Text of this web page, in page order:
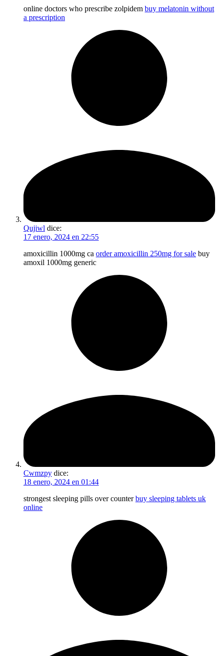
online doctors who prescribe zolpidem buy melatonin without
a prescription
Qujiwl dice:
17 enero, 2024 en 22:55
amoxicillin 1000mg ca order amoxicillin 250mg for sale buy
amoxil 1000mg generic
Cwmzpy dice:
18 enero, 2024 en 01:44
strongest sleeping pills over counterbuy sleeping tablets uk
online